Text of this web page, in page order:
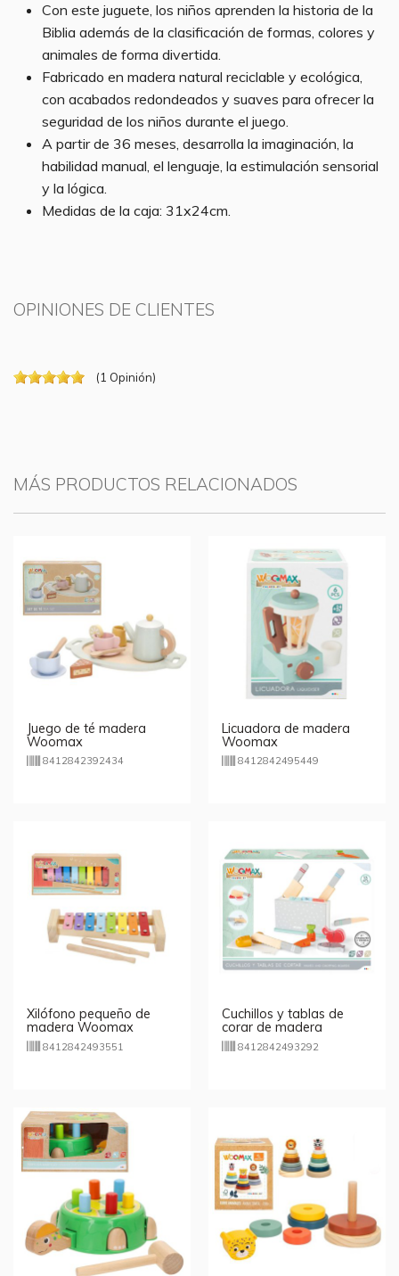
Con este juguete, los niños aprenden la historia de la
Biblia además de la clasificación de formas, colores y
animales de forma divertida.
Fabricado en madera natural reciclable y ecológica,
con acabados redondeados y suaves para ofrecer la
seguridad de los niños durante el juego.
A partir de 36 meses, desarrolla la imaginación, la
habilidad manual, el lenguaje, la estimulación sensorial
y la lógica.
Medidas de la caja: 31x24cm.
OPINIONES DE CLIENTES
(1 Opinión)
MÁS PRODUCTOS RELACIONADOS
Juego de té madera
Woomax
8412842392434
Licuadora de madera
Woomax
8412842495449
Xilófono pequeño de
madera Woomax
8412842493551
Cuchillos y tablas de
corar de madera
Woomax
8412842493292